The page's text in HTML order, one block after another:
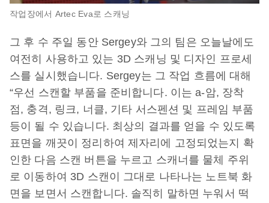
작업장에서 Artec Eva로 스캐닝
그 후 수 주일 동안 Sergey와 그의 팀은 오늘날에도
여전히 사용하고 있는 3D 스캐닝 및 디자인 프로세
스를 실시했습니다. Sergey는 그 작업 흐름에 대해
“우선 스캔할 부품을 준비합니다. 이는 a-암, 장착
점, 충격, 링크, 너클, 기타 서스펜션 및 프레임 부품
등이 될 수 있습니다. 최상의 결과를 얻을 수 있도록
표면을 깨끗이 정리하여 제자리에 고정되었는지 확
인한 다음 스캔 버튼을 누르고 스캐너를 물체 주위
로 이동하여 3D 스캔이 그대로 나타나는 노트북 화
면을 보면서 스캔합니다. 솔직히 말하면 누워서 떡